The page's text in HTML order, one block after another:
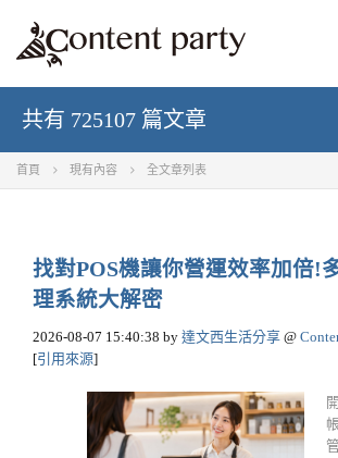
共有 725107 篇文章
首頁 現有內容 全文章列表
找對POS機讓你營運效率加倍!
理系統大解密
2026-08-07 15:40:38 by 達文西生活分享 @
[引用來源]